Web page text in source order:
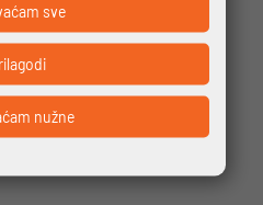
nužne
sve